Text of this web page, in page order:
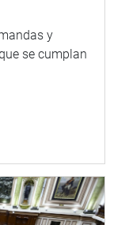
y
se cumplan